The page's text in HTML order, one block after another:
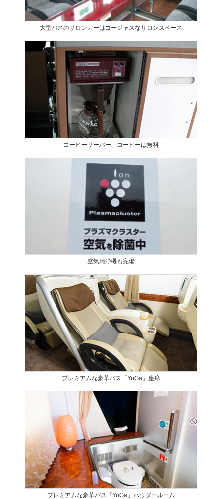
大型バスのサロンカーはゴージャスなサロンスペース
コーヒーサーバー、コーヒーは無料
空気清浄機も完備
プレミアムな豪華バス「YuGa」座席
プレミアムな豪華バス「YuGa」パウダールーム